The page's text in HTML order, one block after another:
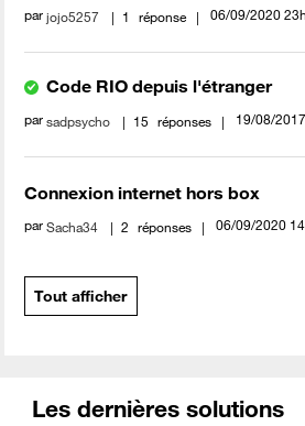
parjojo5257 1 réponse ‎06/09/2020
Code RIO depuis l'étranger
parsadpsycho 15 réponses ‎19/08/2017
Connexion internet hors box
parSacha34 2 réponses ‎06/09/2020
Tout afficher
Les dernières solutions